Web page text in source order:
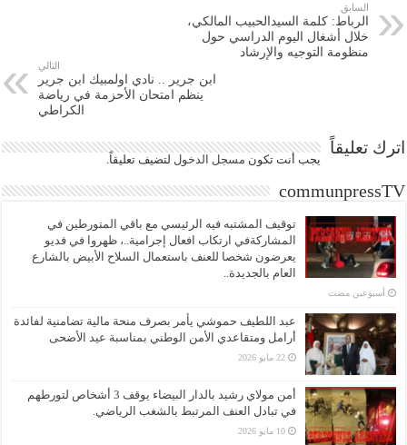
السابق
الرباط: كلمة السيدالحبيب المالكي،
خلال أشغال اليوم الدراسي حول
منظومة التوجيه والإرشاد
التالي
ابن جرير .. نادي اولمبيك ابن جرير
ينظم امتحان الأحزمة في رياضة
الكراطي
اترك تعليقاً
يجب أنت تكون مسجل الدخول لتضيف تعليقاً.
communpressTV
توقيف المشتبه فيه الرئيسي مع باقي المتورطين في
المشاركةفي ارتكاب افعال إجرامية..، ظهروا في فديو
يعرضون شخصا للعنف باستعمال السلاح الأبيض بالشارع
العام بالجديدة..
‏أسبوعين مضت
عبد اللطيف حموشي يأمر بصرف منحة مالية تضامنية لفائدة
أرامل ومتقاعدي الأمن الوطني بمناسبة عيد الأضحى
22 مايو 2026
أمن مولاي رشيد بالدار البيضاء يوقف 3 أشخاص لتورطهم
في تبادل العنف المرتبط بالشغب الرياضي.
10 مايو 2026